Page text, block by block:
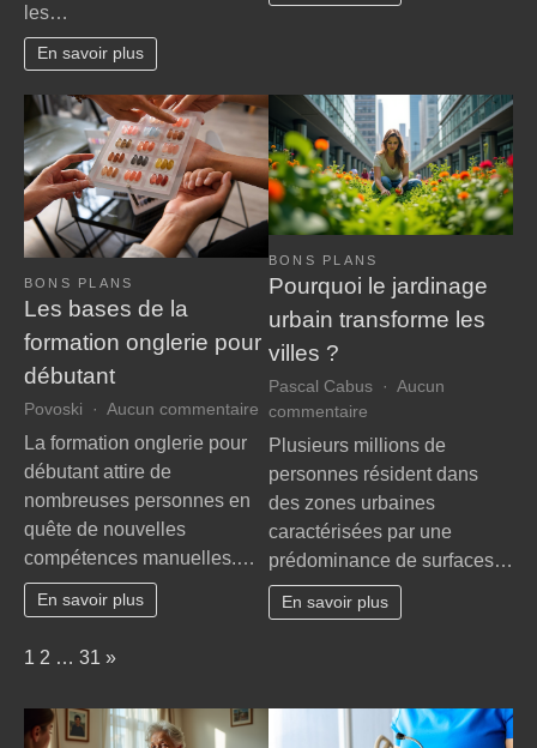
réguler
votre
corporelle
en
public
les…
En savoir plus
BONS PLANS
Les bases de la
formation onglerie pour
débutant
Povoski Aucun commentaire sur
bases
de
la
formation
onglerie
pour
débutant
La formation onglerie pour
débutant attire de
nombreuses personnes en
quête de nouvelles
compétences manuelles.…
En savoir plus
BONS PLANS
Pourquoi le jardinage
urbain transforme les
villes ?
Pascal Cabus
Aucun
commentaire
Pourquoi
jardinage
urbain
transforme
les
villes
?
Plusieurs millions de
personnes résident dans
des zones urbaines
caractérisées par une
prédominance de surfaces…
En savoir plus
Page:
1 2 … 31 Next
»